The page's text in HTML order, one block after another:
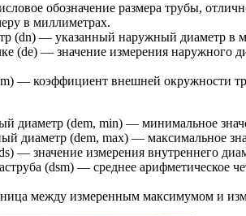
обозначение размера трубы,
в миллиметрах.
(dn) — указанный наружный диаметр в
(de) — значение измерения наружного
— коэффициент внешней окружности
(dem, min) — минимальное
диаметр (dem, max) — максимальное
— значение измерения внутреннего
(dsm) — среднее арифметическое
между измеренным максимумом и